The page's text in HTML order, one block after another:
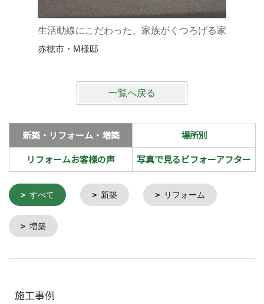
生活動線にこだわった、家族がくつろげる家
赤穂市・M様邸
一覧へ戻る
新築・リフォーム・増築
場所別
リフォームお客様の声
写真で見るビフォーアフター
すべて 新築 リフォーム
増築
施工事例